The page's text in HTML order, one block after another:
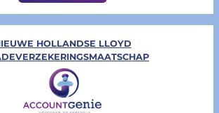
HOLLANDSE LLOYD